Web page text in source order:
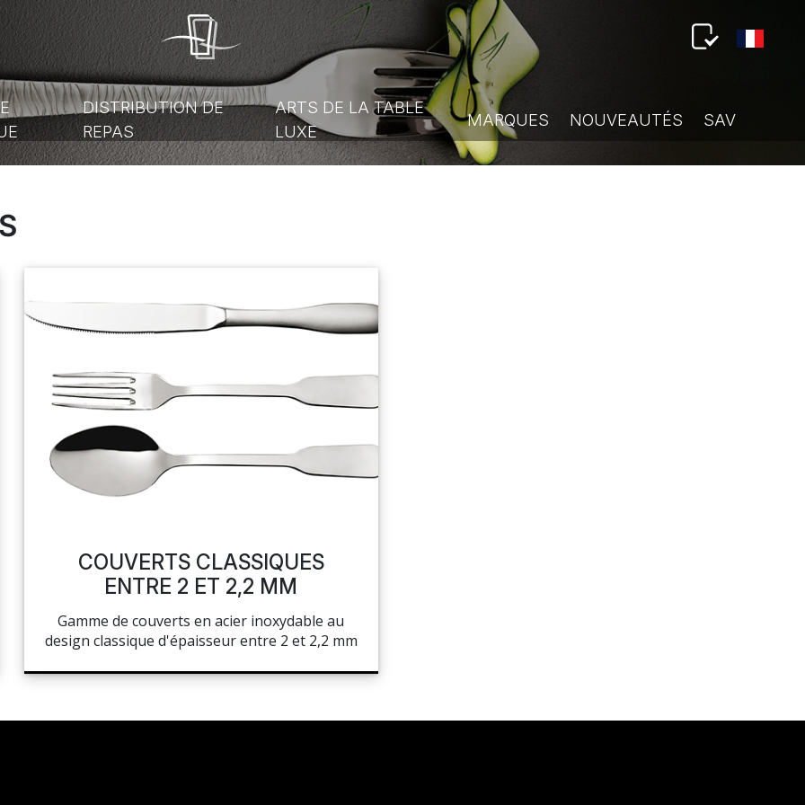
DISTRIBUTION DE
REPAS
ARTS DE LA TABLE
LUXE
MARQUES NOUVEAUTÉS SAV
COUVERTS CLASSIQUES
ENTRE 2 ET 2,2 MM
Gamme de couverts en acier inoxydable au
design classique d'épaisseur entre 2 et 2,2 mm